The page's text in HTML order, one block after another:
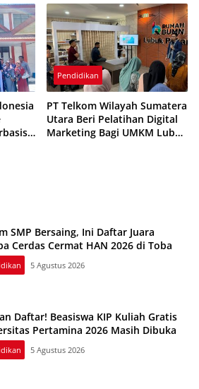
Pendidikan
PT Telkom Wilayah Sumatera
Utara Beri Pelatihan Digital
Marketing Bagi UMKM Lubuk
SMP Bersaing, Ini Daftar Juara
Cerdas Cermat HAN 2026 di Toba
5 Agustus 2026
Daftar! Beasiswa KIP Kuliah Gratis
Pertamina 2026 Masih Dibuka
5 Agustus 2026